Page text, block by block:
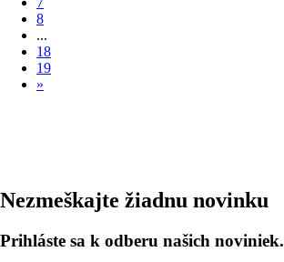
8
...
18
19
»
Nezmeškajte žiadnu novinku
Prihláste sa k odberu našich noviniek.